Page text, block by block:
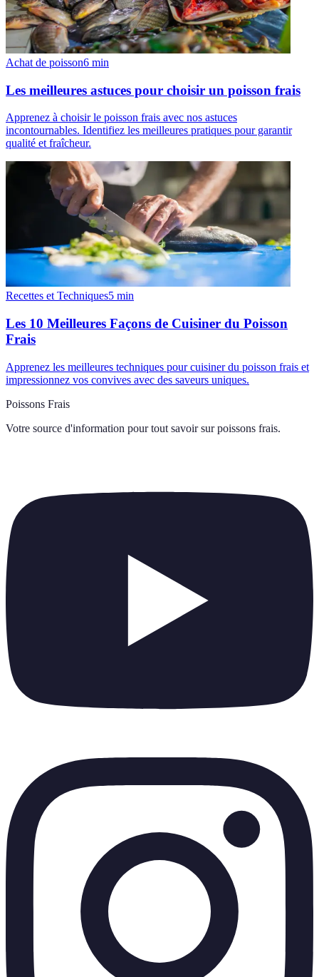
Achat de poisson6 min
Les meilleures astuces pour choisir un poisson frais
Apprenez à choisir le poisson frais avec nos astuces
incontournables. Identifiez les meilleures pratiques pour garantir
qualité et fraîcheur.
Recettes et Techniques5 min
Les 10 Meilleures Façons de Cuisiner du Poisson
Frais
Apprenez les meilleures techniques pour cuisiner du poisson frais et
impressionnez vos convives avec des saveurs uniques.
Poissons Frais
Votre source d'information pour tout savoir sur poissons frais.